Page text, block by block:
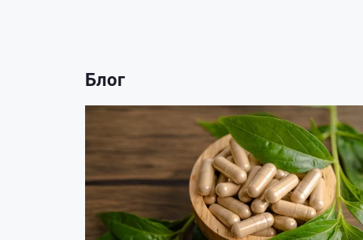
Блог